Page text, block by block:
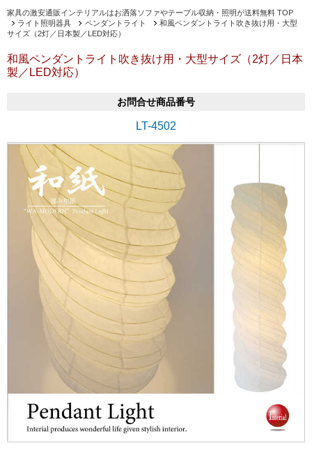
家具の激安通販インテリアルはお洒落ソファやテーブル収納・照明が送料無料 TOP
ライト照明器具
ペンダントライト
和風ペンダントライト吹き抜け用・大型
サイズ（2灯／日本製／LED対応）
和風ペンダントライト吹き抜け用・大型サイズ（2灯／日本
製／LED対応）
お問合せ商品番号
LT-4502